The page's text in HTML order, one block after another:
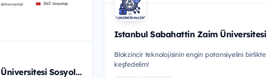
İstanbul Medeniyet Üniversitesi Sosyoloji Topluluğu
Blokzincir teknolojisinin engin potansiyelini birlikte
keşfedelim!